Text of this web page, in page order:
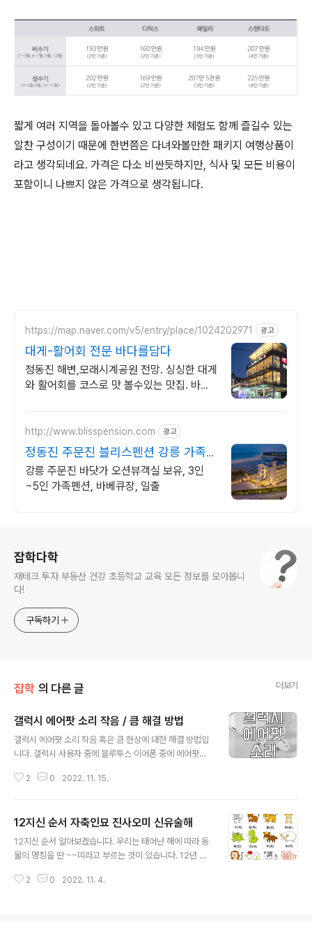
짧게 여러 지역을 돌아볼수 있고 다양한 체험도 함께 즐길수 있는
알찬 구성이기 때문에 한번쯤은 다녀와볼만한 패키지 여행상품이
라고 생각되네요. 가격은 다소 비싼듯하지만, 식사 및 모든 비용이
포함이니 나쁘지 않은 가격으로 생각됩니다.
https://map.naver.com/v5/entry/place/1024202971 광고
대게-활어회 전문 바다를담다
정동진 해변,모래시계공원 전망. 싱싱한 대게
와 활어회를 코스로 맛 볼수있는 맛집. 바다
http://www.blisspension.com 광고
정동진 주문진 블리스펜션 강릉 가족4
인 숙소
강릉 주문진 바닷가 오션뷰객실 보유, 3인
~5인 가족펜션, 바베큐장, 일출
잡학다학
재테크 투자 부동산 건강 초등학교 교육 모든 정보를 모아봅니
다!
구독하기
잡학 의 다른 글 더보기
갤럭시 에어팟 소리 작음 / 큼 해결 방법
갤럭시 에어팟 소리 작음 혹은 큼 현상에 대한 해결 방법입
니다. 갤럭시 사용자 중에 블루투스 이어폰 중에 에어팟이
구매했는데 연결하고 음악을 재생하는 순간! 엄청 소리가
럭시와 에어팟을 연결 하셨으니 소리 문제가 있다고 확인
하셨으니 연결 방법 및 호환에 대해서는 언급하지 않겠습
니다. 갤럭시에는 개발자 모드라는 것이 있습니다. 개발자
됩니다. 개발자 모드 설정 방법은 아래와 같습니다. 설정에
2 0 2022. 11. 15.
12지신 순서 자축인묘 진사오미 신유술해
12지신 순서 알아보겠습니다. 우리는 태어난 해에 따라 동
물의 명칭을 딴 ~~띠라고 부르는 것이 있습니다. 12년 동
라고 표현하는데요. 12년인 이유는 12지신이라고 부르는
2 0 2022. 11. 4.